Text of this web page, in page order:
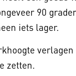
90
iets lager.
zetten.